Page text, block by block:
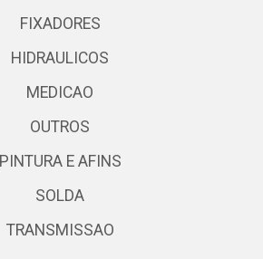
FIXADORES
HIDRAULICOS
MEDICAO
OUTROS
PINTURA E AFINS
SOLDA
TRANSMISSAO